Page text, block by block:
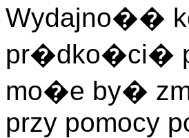
Wydajno��
pr�dko�ci�
mo�e by�
przy pomocy